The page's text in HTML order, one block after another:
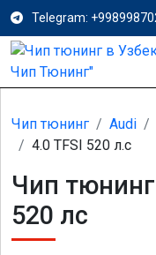
Telegram:
Чип тюнинг Audi
4.0 TFSI 520 л.с
Чип тюнинг
520 лс